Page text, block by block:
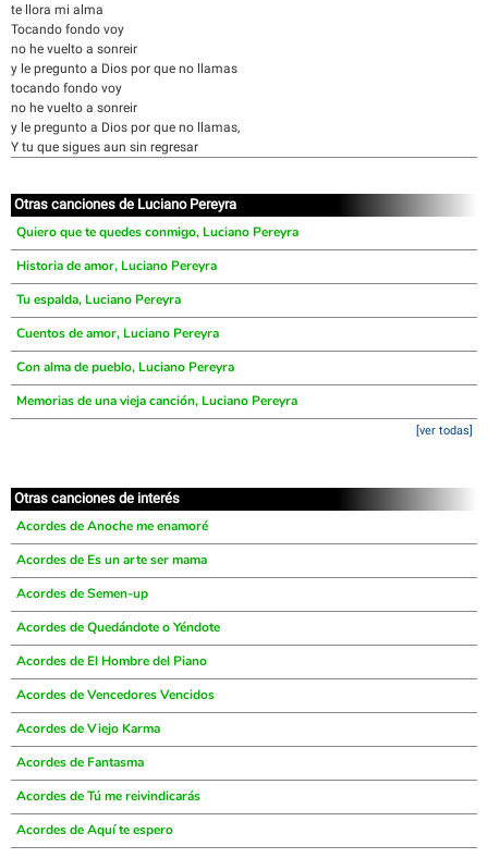
te llora mi alma
Tocando fondo voy
no he vuelto a sonreir
y le pregunto a Dios por que no llamas
tocando fondo voy
no he vuelto a sonreir
y le pregunto a Dios por que no llamas,
Y tu que sigues aun sin regresar
Otras canciones de Luciano Pereyra
Quiero que te quedes conmigo, Luciano Pereyra
Historia de amor, Luciano Pereyra
Tu espalda, Luciano Pereyra
Cuentos de amor, Luciano Pereyra
Con alma de pueblo, Luciano Pereyra
Memorias de una vieja canción, Luciano Pereyra
[ver todas]
Otras canciones de interés
Acordes de Anoche me enamoré
Acordes de Es un arte ser mama
Acordes de Semen-up
Acordes de Quedándote o Yéndote
Acordes de El Hombre del Piano
Acordes de Vencedores Vencidos
Acordes de Viejo Karma
Acordes de Fantasma
Acordes de Tú me reivindicarás
Acordes de Aquí te espero